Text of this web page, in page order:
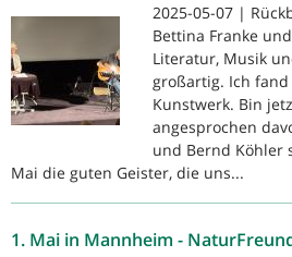
2025-05-07 |
Bettina Franke
Literatur, Musik
großartig. Ich fand
Kunstwerk. Bin
angesprochen
und Bernd Köhler
Mai die guten Geister, die uns...
1. Mai in Mannheim -